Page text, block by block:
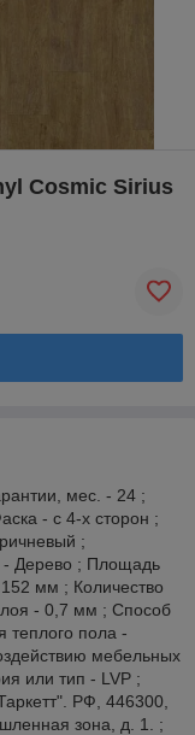
Cosmic Sirius
мес. - 24 ;
- с 4-х сторон ;
;
- Дерево ; Площадь
мм ; Количество
- 0,7 мм ; Способ
теплого пола -
мебельных
или тип - LVP ;
РФ, 446300,
зона, д. 1. ;